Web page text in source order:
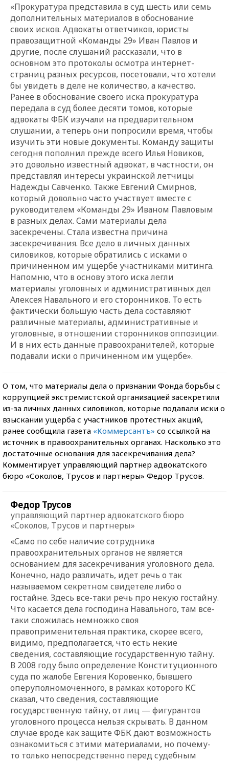
«Прокуратура представила в суд шесть или семь
дополнительных материалов в обоснование
своих исков. Адвокаты ответчиков, юристы
правозащитной «Команды 29» Иван Павлов и
другие, после слушаний рассказали, что в
основном это протоколы осмотра интернет-
страниц разных ресурсов, посетовали, что хотели
бы увидеть в деле не количество, а качество.
Ранее в обоснование своего иска прокуратура
передала в суд более десяти томов, которые
адвокаты ФБК изучали на предварительном
слушании, а теперь они попросили время, чтобы
изучить эти новые документы. Команду защиты
сегодня пополнил прежде всего Илья Новиков,
это довольно известный адвокат, в частности, он
представлял интересы украинской летчицы
Надежды Савченко. Также Евгений Смирнов,
который довольно часто участвует вместе с
руководителем «Команды 29» Иваном Павловым
в разных делах. Сами материалы дела
засекречены. Стала известна причина
засекречивания. Все дело в личных данных
силовиков, которые обратились с исками о
причиненном им ущербе участниками митинга.
Напомню, что в основу этого иска легли
материалы уголовных и административных дел
Алексея Навального и его сторонников. То есть
фактически большую часть дела составляют
различные материалы, административные и
уголовные, в отношении сторонников оппозиции.
И в них есть данные правоохранителей, которые
подавали иски о причиненном им ущербе».
О том, что материалы дела о признании Фонда борьбы с
коррупцией экстремистской организацией засекретили
из-за личных данных силовиков, которые подавали иски о
взыскании ущерба с участников протестных акций,
ранее сообщила газета «Коммерсантъ» со ссылкой на
источник в правоохранительных органах. Насколько это
достаточные основания для засекречивания дела?
Комментирует управляющий партнер адвокатского
бюро «Соколов, Трусов и партнеры» Федор Трусов.
Федор Трусов
управляющий партнер адвокатского бюро
«Соколов, Трусов и партнеры»
«Само по себе наличие сотрудника
правоохранительных органов не является
основанием для засекречивания уголовного дела.
Конечно, надо различать, идет речь о так
называемом секретном свидетеле либо о
гостайне. Здесь все-таки речь про некую гостайну.
Что касается дела господина Навального, там все-
таки сложилась немножко своя
правоприменительная практика, скорее всего,
видимо, предполагается, что есть некие
сведения, составляющие государственную тайну.
В 2008 году было определение Конституционного
суда по жалобе Евгения Коровенко, бывшего
оперуполномоченного, в рамках которого КС
сказал, что сведения, составляющие
государственную тайну, от лиц — фигурантов
уголовного процесса нельзя скрывать. В данном
случае вроде как защите ФБК дают возможность
ознакомиться с этими материалами, но почему-
то только непосредственно перед судебным